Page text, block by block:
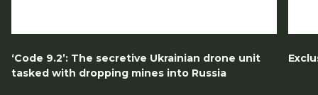
‘Code 9.2’: The secretive Ukrainian drone unit
tasked with dropping mines into Russia